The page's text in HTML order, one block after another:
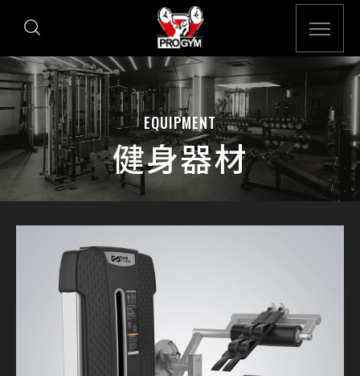
EQUIPMENT
健身器材